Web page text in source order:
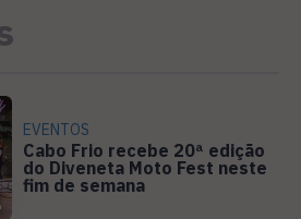
EVENTOS
Cabo Frio recebe 20ª edição
do Diveneta Moto Fest neste
fim de semana